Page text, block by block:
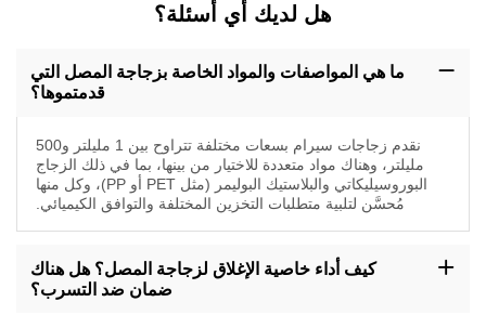
هل لديك أي أسئلة؟
ما هي المواصفات والمواد الخاصة بزجاجة المصل التي
قدمتموها؟
نقدم زجاجات سيرام بسعات مختلفة تتراوح بين 1 مليلتر و500
مليلتر، وهناك مواد متعددة للاختيار من بينها، بما في ذلك الزجاج
البوروسيليكاتي والبلاستيك البوليمر (مثل PET أو PP)، وكل منها
مُحسَّن لتلبية متطلبات التخزين المختلفة والتوافق الكيميائي.
كيف أداء خاصية الإغلاق لزجاجة المصل؟ هل هناك
ضمان ضد التسرب؟